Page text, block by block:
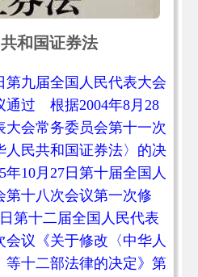
和国证券法
第九届全国人民代表大会
通过 根据2004年8月28
大会常务委员会第十一次
人民共和国证券法〉的决
10月27日第十届全国人
第十八次会议第一次修
第十二届全国人民代表
议《关于修改〈中华人
等十二部法律的决定》第